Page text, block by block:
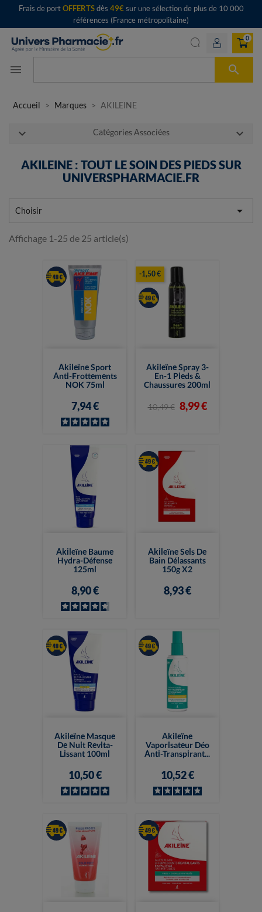
Frais de portOFFERTSdès 49€sur une sélection de plus de 10 000
références (France métropolitaine)
menu 
0
Accueil Marques AKILEINE
expand_more Catégories Associées expand_more
AKILEINE : TOUT LE SOIN DES PIEDS SUR
UNIVERSPHARMACIE.FR
Choisir 
Affichage 1-25 de 25 article(s)
Akileïne Sport
Anti-Frottements
NOK 75ml
7,94 €
Akileïne Spray 3-
En-1 Pieds &
Chaussures 200ml
10,49 € 8,99 €
-1,50 €
Akileïne Baume
Hydra-Défense
125ml
8,90 €
Akileïne Sels De
Bain Délassants
150g X2
8,93 €
Akileïne Masque
De Nuit Revita-
Lissant 100ml
10,50 €
Akileïne
Vaporisateur Déo
Anti-Transpirant...
10,52 €